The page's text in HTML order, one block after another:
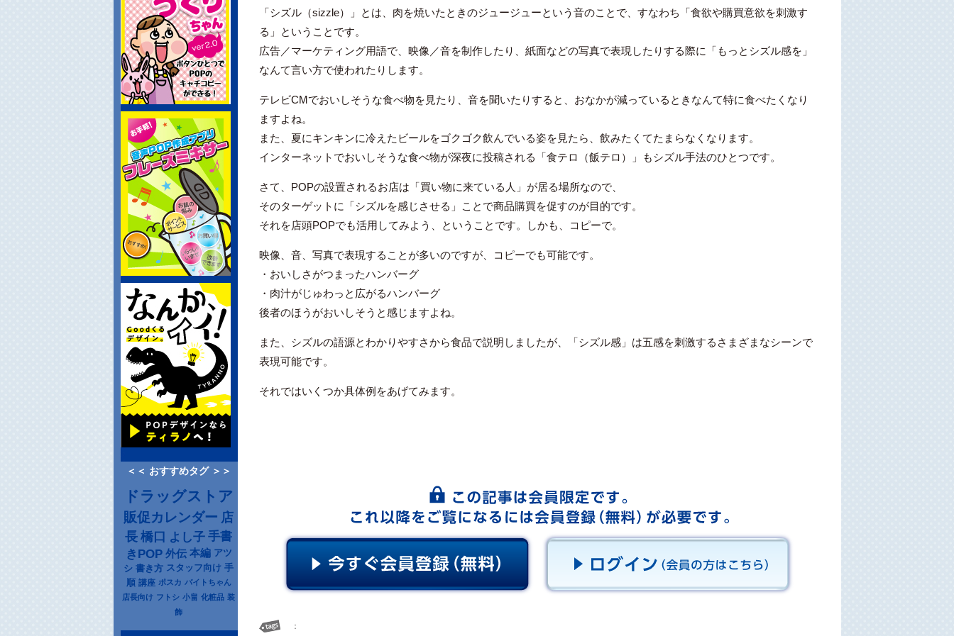
＜＜ おすすめタグ ＞＞
ドラッグストア
販促カレンダー 店
長 橋口 よし子 手書
きPOP 外伝 本編 アツ
シ 書き方 スタッフ向け 手
順 講座 ポスカ バイトちゃん
店長向け フトシ 小畠 化粧品 装
飾
「シズル（sizzle）」とは、肉を焼いたときのジュージューという音のことで、すなわち「食欲や購買意欲を刺激す
る」ということです。
広告／マーケティング用語で、映像／音を制作したり、紙面などの写真で表現したりする際に「もっとシズル感を」
なんて言い方で使われたりします。
テレビCMでおいしそうな食べ物を見たり、音を聞いたりすると、おなかが減っているときなんて特に食べたくなり
ますよね。
また、夏にキンキンに冷えたビールをゴクゴク飲んでいる姿を見たら、飲みたくてたまらなくなります。
インターネットでおいしそうな食べ物が深夜に投稿される「食テロ（飯テロ）」もシズル手法のひとつです。
さて、POPの設置されるお店は「買い物に来ている人」が居る場所なので、
そのターゲットに「シズルを感じさせる」ことで商品購買を促すのが目的です。
それを店頭POPでも活用してみよう、ということです。しかも、コピーで。
映像、音、写真で表現することが多いのですが、コピーでも可能です。
・おいしさがつまったハンバーグ
・肉汁がじゅわっと広がるハンバーグ
後者のほうがおいしそうと感じますよね。
また、シズルの語源とわかりやすさから食品で説明しましたが、「シズル感」は五感を刺激するさまざまなシーンで
表現可能です。
それではいくつか具体例をあげてみます。
：